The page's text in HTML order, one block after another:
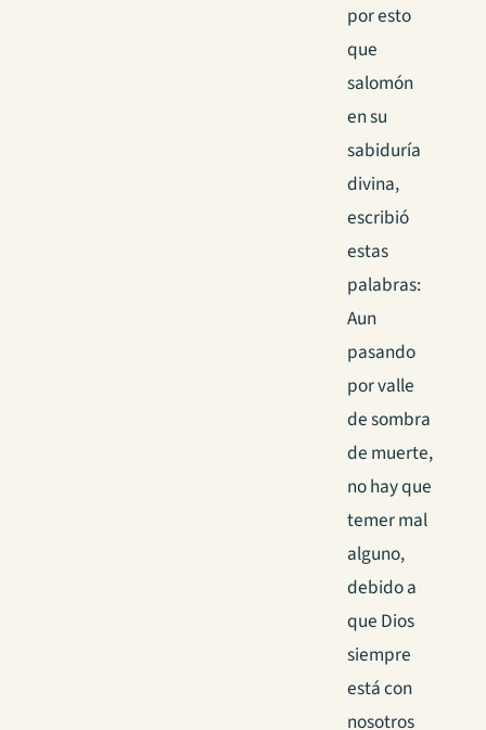
por esto
que
salomón
en su
sabiduría
divina,
escribió
estas
palabras:
Aun
pasando
por valle
de sombra
de muerte,
no hay que
temer mal
alguno,
debido a
que Dios
siempre
está con
nosotros